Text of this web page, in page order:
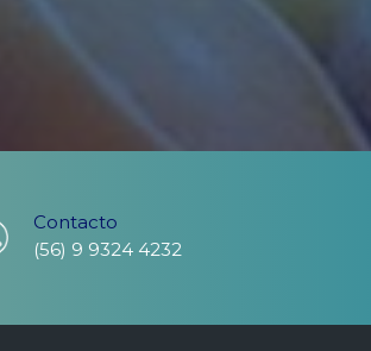
Contacto
(56) 9 9324 4232